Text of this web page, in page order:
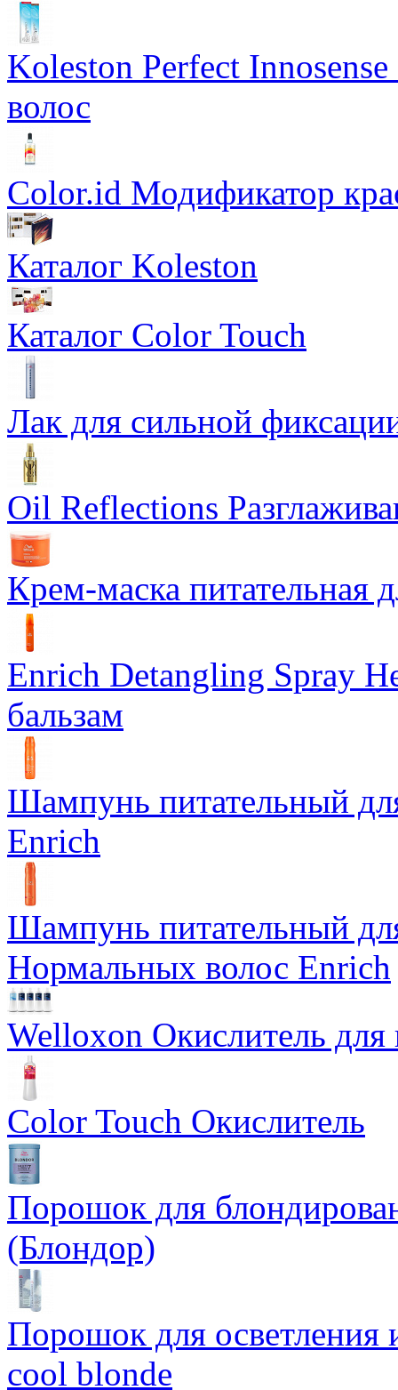
Koleston Perfect Innosense
волос
Color.id Модификатор
Каталог Koleston
Каталог Color Touch
Лак для сильной
Oil Reflections
Крем-маска питательная
Enrich Detangling Spray
бальзам
Шампунь питательный
Enrich
Шампунь питательный
Нормальных волос Enrich
Welloxon Окислитель для
Color Touch Окислитель
Порошок для
(Блондор)
Порошок для осветления
cool blonde